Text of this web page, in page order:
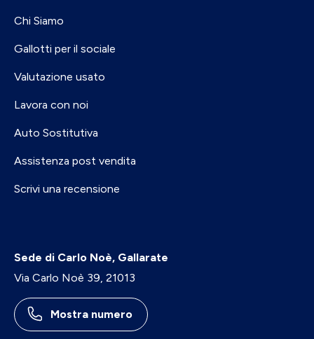
Chi Siamo
Gallotti per il sociale
Valutazione usato
Lavora con noi
Auto Sostitutiva
Assistenza post vendita
Scrivi una recensione
Sede di Carlo Noè, Gallarate
Via Carlo Noè 39, 21013
Mostra numero